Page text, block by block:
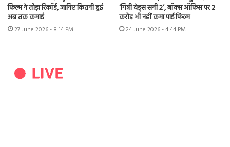
फिल्म ने तोड़ा रिकॉर्ड, जानिए कितनी हुई
अब तक कमाई
27 June 2026 - 8:14 PM
‘गिन्नी वेड्स सनी 2’, बॉक्स ऑफिस पर 2
करोड़ भी नहीं कमा पाई फिल्म
24 June 2026 - 4:44 PM